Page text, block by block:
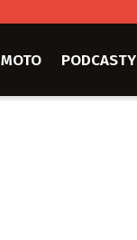
MOTO PODCASTY